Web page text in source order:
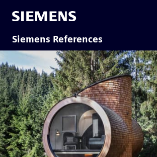
Siemens References